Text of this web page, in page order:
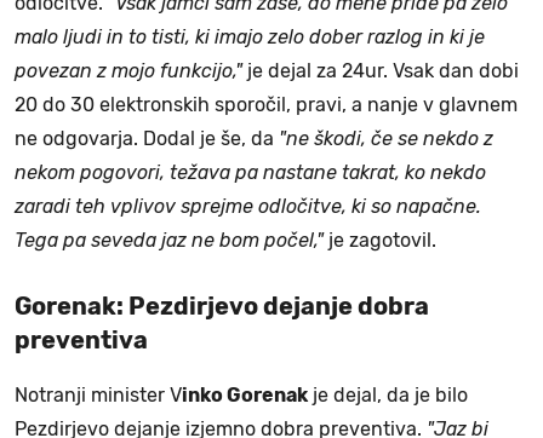
malo ljudi in to tisti, ki imajo zelo dober razlog in ki je
povezan z mojo funkcijo,"je dejal za 24ur. Vsak dan dobi
20 do 30 elektronskih sporočil, pravi, a nanje v glavnem
ne odgovarja. Dodal je še, da "ne škodi, če se nekdo z
nekom pogovori, težava pa nastane takrat, ko nekdo
zaradi teh vplivov sprejme odločitve, ki so napačne.
Tega pa seveda jaz ne bom počel,"je zagotovil.
Gorenak: Pezdirjevo dejanje dobra
preventiva
Notranji minister Vinko Gorenakje dejal, da je bilo
Pezdirjevo dejanje izjemno dobra preventiva. "Jaz bi